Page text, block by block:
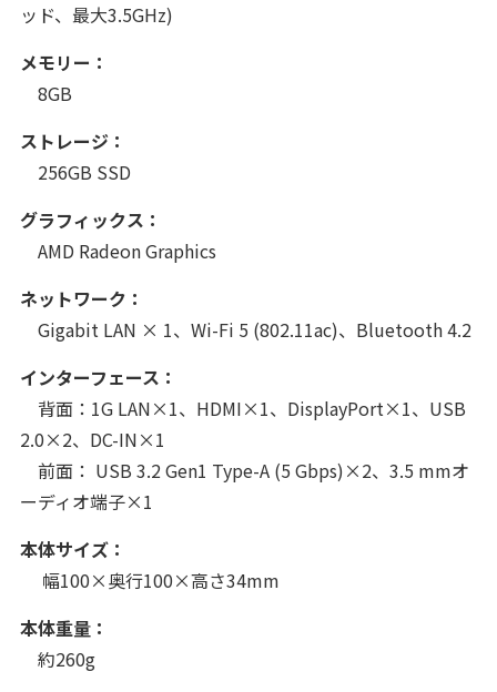
ッド、最大3.5GHz)
メモリー：
8GB
ストレージ：
256GB SSD
グラフィックス：
AMD Radeon Graphics
ネットワーク：
Gigabit LAN × 1、Wi-Fi 5 (802.11ac)、Bluetooth 4.2
インターフェース：
背面：1G LAN×1、HDMI×1、DisplayPort×1、USB
2.0×2、DC-IN×1
前面： USB 3.2 Gen1 Type-A (5 Gbps)×2、3.5 mmオ
ーディオ端子×1
本体サイズ：
幅100×奥行100×高さ34mm
本体重量：
約260g